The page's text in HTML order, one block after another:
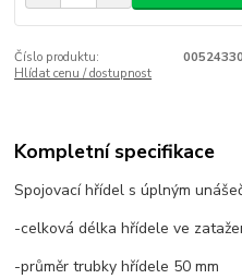
Číslo produktu:
Hlídat cenu / dostupnost
Kompletní specifikace
Spojovací hřídel s úplným
-celková délka hřídele ve
-průměr trubky hřídele 50 mm